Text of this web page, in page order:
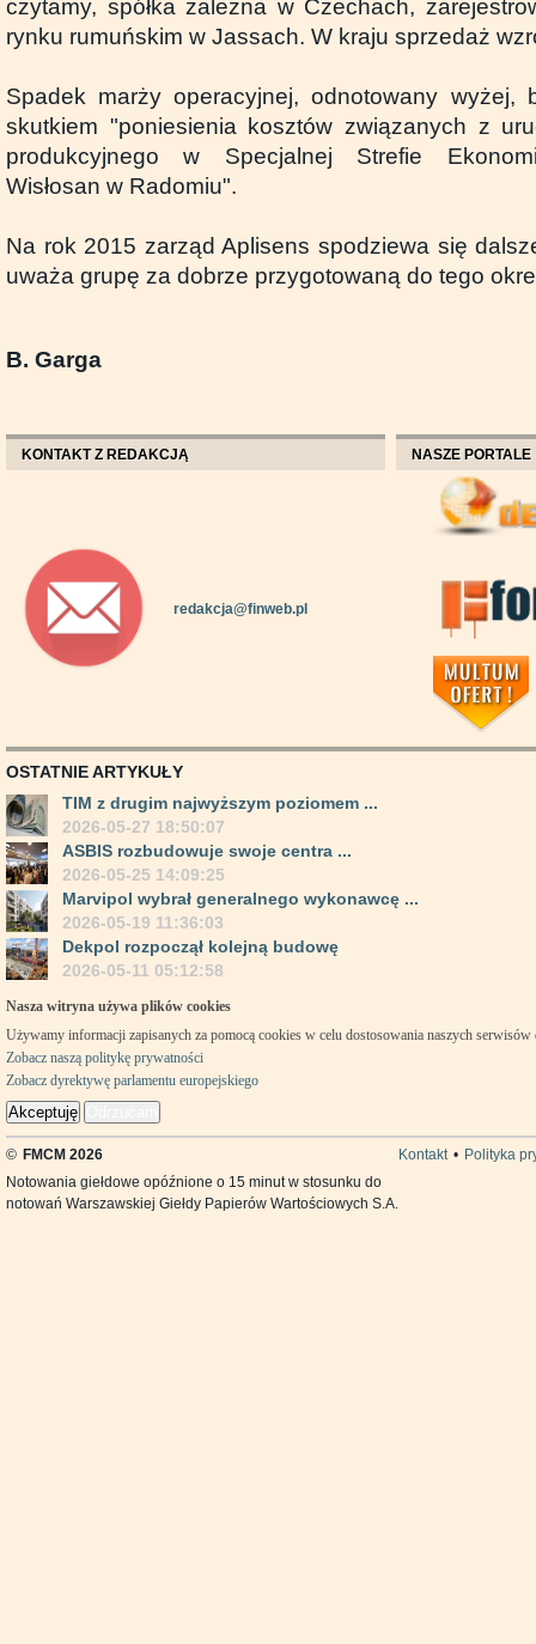
czytamy, spółka zależna w Czechach,
rynku rumuńskim w Jassach. W kraju sprzedaż
Spadek marży operacyjnej, odnotowany wyżej,
skutkiem "poniesienia kosztów związanych z
produkcyjnego w Specjalnej Strefie
Wisłosan w Radomiu".
Na rok 2015 zarząd Aplisens spodziewa się
uważa grupę za dobrze przygotowaną do tego
B. Garga
KONTAKT Z REDAKCJĄ
redakcja@finweb.pl
NASZE PORTALE
OSTATNIE ARTYKUŁY
TIM z drugim najwyższym poziomem ...
2026-05-27 18:50:07
ASBIS rozbudowuje swoje centra ...
2026-05-25 14:09:25
Marvipol wybrał generalnego wykonawcę ...
2026-05-19 11:36:03
Dekpol rozpoczął kolejną budowę
2026-05-11 05:12:58
Nasza witryna używa plików cookies
Używamy informacji zapisanych za pomocą cookies w celu dostosowania naszych
Zobacz naszą politykę prywatności
Zobacz dyrektywę parlamentu europejskiego
Akceptuję
© FMCM 2026 Kontakt • Polityka
Notowania giełdowe opóźnione o 15 minut w stosunku do
notowań Warszawskiej Giełdy Papierów Wartościowych S.A.